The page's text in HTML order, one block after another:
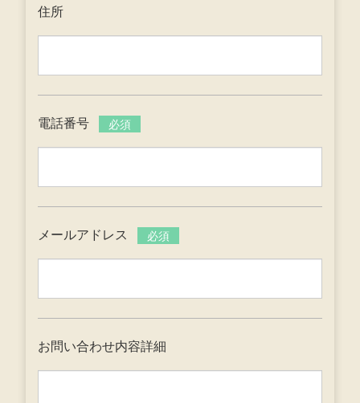
住所
電話番号 必須
メールアドレス 必須
お問い合わせ内容詳細